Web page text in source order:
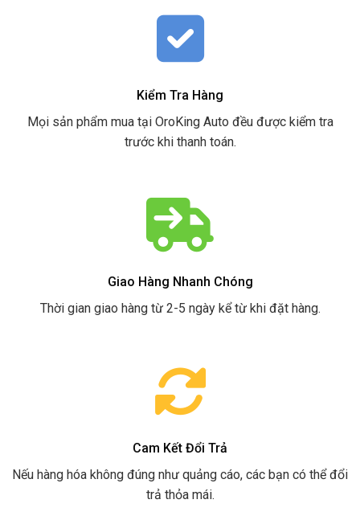
Kiểm Tra Hàng
Mọi sản phẩm mua tại OroKing Auto đều được kiểm tra
trước khi thanh toán.
Giao Hàng Nhanh Chóng
Thời gian giao hàng từ 2-5 ngày kể từ khi đặt hàng.
Cam Kết Đổi Trả
Nếu hàng hóa không đúng như quảng cáo, các bạn có thể đổi
trả thỏa mái.